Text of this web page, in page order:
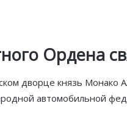
Ордена
дворце князь Монако
автомобильной